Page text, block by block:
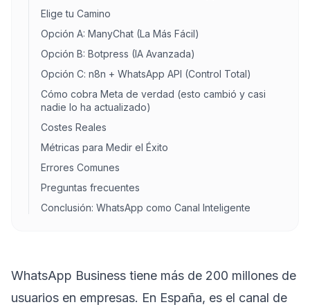
Elige tu Camino
Opción A: ManyChat (La Más Fácil)
Opción B: Botpress (IA Avanzada)
Opción C: n8n + WhatsApp API (Control Total)
Cómo cobra Meta de verdad (esto cambió y casi
nadie lo ha actualizado)
Costes Reales
Métricas para Medir el Éxito
Errores Comunes
Preguntas frecuentes
Conclusión: WhatsApp como Canal Inteligente
WhatsApp Business tiene más de 200 millones de
usuarios en empresas. En España, es el canal de